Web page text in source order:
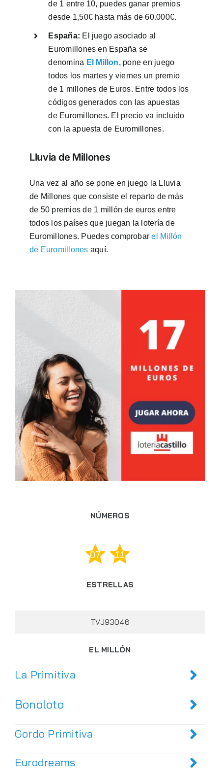
de 1 entre 10, puedes ganar premios
desde 1,50€ hasta más de 60.000€.
España: El juego asociado al
Euromillones en España se
denomina El Millon, pone en juego
todos los martes y viernes un premio
de 1 millones de Euros. Entre todos los
códigos generados con las apuestas
de Euromillones. El precio va incluido
con la apuesta de Euromillones.
Lluvia de Millones
Una vez al año se pone en juego la Lluvia
de Millones que consiste el reparto de más
de 50 premios de 1 millón de euros entre
todos los países que juegan la lotería de
Euromillones. Puedes comprobarel Millón
de Euromillones aquí.
NÚMEROS
07 11
ESTRELLAS
TVJ93046
EL MILLÓN
La Primitiva
Bonoloto
Gordo Primitiva
Eurodreams